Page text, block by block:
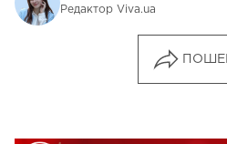
Редактор Viva.ua